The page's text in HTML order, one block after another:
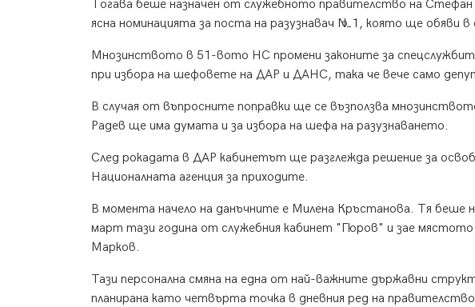
Тогава беше назначен от служебното правителство на
ясна номинацията за поста на разузнавач №1, която ще обяви в
Мнозинството в 51-вото НС промени законите за
при избора на шефовете на ДАР и ДАНС, така че вече само
В случая от въпросните поправки ще се възползва
Радев ще има думата и за избора на шефа на разузнаването.
След рокадата в ДАР кабинетът ще разглежда решение за
Националната агенция за приходите.
В момента начело на данъчните е Милена Кръстанова. Тя беше
март тази година от служебния кабинет "Гюров" и зае
Марков.
Тази персонална смяна на една от най-важните държавни
планирана като четвърта точка в дневния ред на